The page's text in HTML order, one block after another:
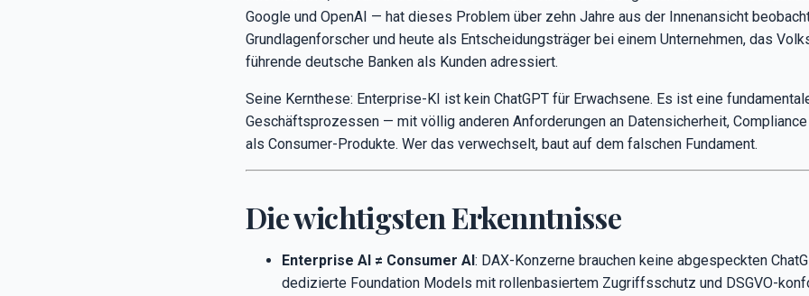
Google und OpenAI — hat dieses Problem über zehn Jahre aus der Innenansicht
Grundlagenforscher und heute als Entscheidungsträger bei einem Unternehmen, das
führende deutsche Banken als Kunden adressiert.
Seine Kernthese: Enterprise-KI ist kein ChatGPT für Erwachsene. Es ist eine
Geschäftsprozessen — mit völlig anderen Anforderungen an Datensicherheit,
als Consumer-Produkte. Wer das verwechselt, baut auf dem falschen Fundament.
Die wichtigsten Erkenntnisse
Enterprise AI ≠ Consumer AI : DAX-Konzerne brauchen keine abgespeckten
dedizierte Foundation Models mit rollenbasiertem Zugriffsschutz und DSGVO-